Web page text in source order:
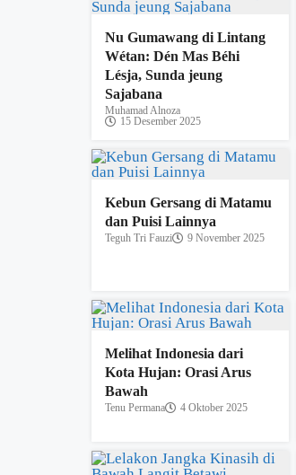
Nu Gumawang di Lintang
Wétan: Dén Mas Béhi
Lésja, Sunda jeung
Sajabana
Muhamad Alnoza
15 Desember 2025
Kebun Gersang di Matamu
dan Puisi Lainnya
Teguh Tri Fauzi 9 November 2025
Melihat Indonesia dari
Kota Hujan: Orasi Arus
Bawah
Tenu Permana 4 Oktober 2025